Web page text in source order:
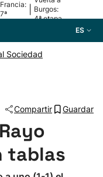
Francia:
7ª
Burgos:
4ª etapa
ES
Sociedad
Compartir Guardar
tablas